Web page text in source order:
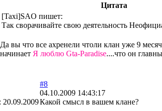
Цитата
[Taxi]SAO пишет:
Так сворачивайте свою деятельность
Да вы что все ахренели чтоли клан уже 9
начинает Я люблю Gta-Paradise....что он
20.09.2009
#8
04.10.2009 14:43:17
Какой смысл в вашем клане?